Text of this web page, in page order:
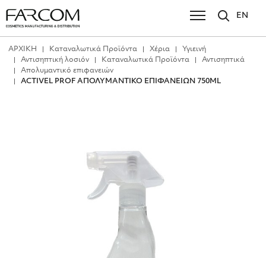
EN
ΑΡΧΙΚΗ Καταναλωτικά Προϊόντα Χέρια
Υγιεινή
Αντισηπτική λοσιόν
Καταναλωτικά Προϊόντα
Αντισηπτικά
Απολυμαντικό επιφανειών
ACTIVEL PROF ΑΠΟΛΥΜΑΝΤΙΚΟ ΕΠΙΦΑΝΕΙΩΝ 750ML